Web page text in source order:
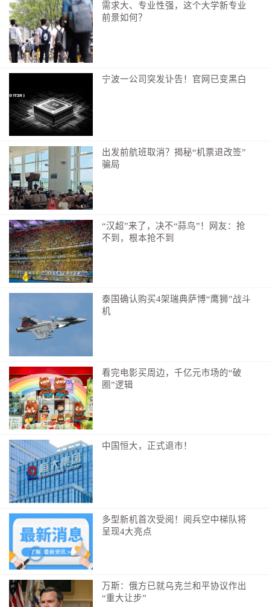
需求大、专业性强，这个大学新专业
前景如何？
宁波一公司突发讣告！官网已变黑白
出发前航班取消？揭秘“机票退改签”
骗局
“汉超”来了，决不“蒜鸟”！网友：抢
不到，根本抢不到
泰国确认购买4架瑞典萨博“鹰狮”战斗
机
看完电影买周边，千亿元市场的“破
圈”逻辑
中国恒大，正式退市！
多型新机首次受阅！阅兵空中梯队将
呈现4大亮点
万斯：俄方已就乌克兰和平协议作出
“重大让步”